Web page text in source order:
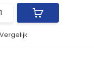
Vergelijk